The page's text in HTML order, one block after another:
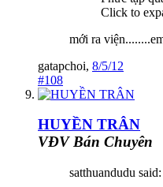
Click to
mới ra
gatapchoi, 8/5/12
#108
HUYỀN TRÂN
VĐV Bán Chuyên
satthuandudu said: